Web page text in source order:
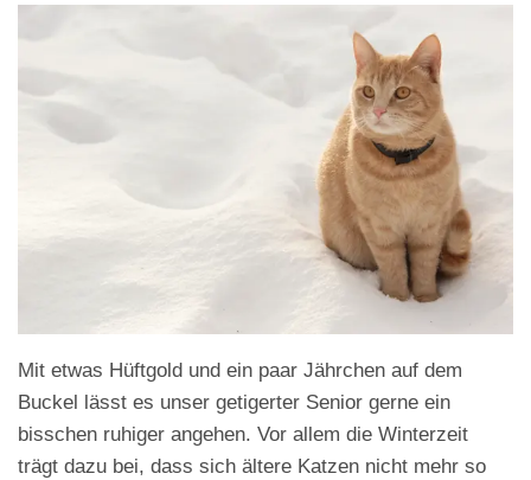
Mit etwas Hüftgold und ein paar Jährchen auf dem
Buckel lässt es unser getigerter Senior gerne ein
bisschen ruhiger angehen. Vor allem die Winterzeit
trägt dazu bei, dass sich ältere Katzen nicht mehr so